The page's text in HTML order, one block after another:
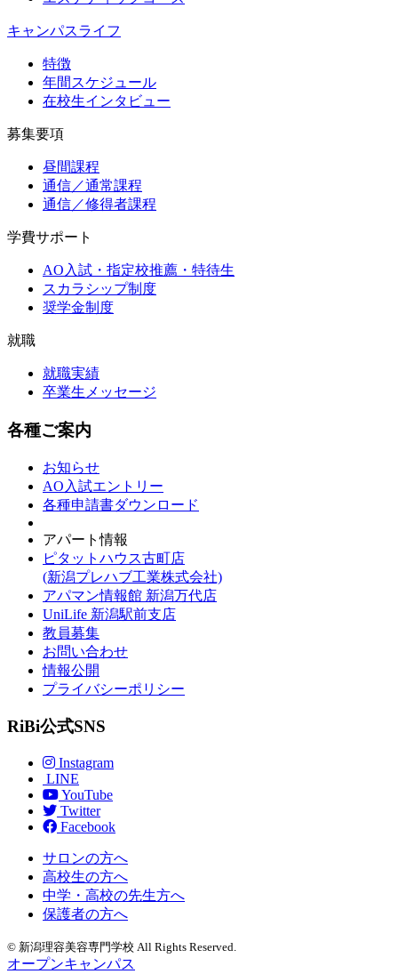
キャンパスライフ
特徴
年間スケジュール
在校生インタビュー
募集要項
昼間課程
通信／通常課程
通信／修得者課程
学費サポート
AO入試・指定校推薦・特待生
スカラシップ制度
奨学金制度
就職
就職実績
卒業生メッセージ
各種ご案内
お知らせ
AO入試エントリー
各種申請書ダウンロード
アパート情報
ピタットハウス古町店
(新潟プレハブ工業株式会社)
アパマン情報館 新潟万代店
UniLife 新潟駅前支店
教員募集
お問い合わせ
情報公開
プライバシーポリシー
RiBi公式SNS
Instagram
LINE
YouTube
Twitter
Facebook
サロンの方へ
高校生の方へ
中学・高校の先生方へ
保護者の方へ
© 新潟理容美容専門学校 All Rights Reserved.
オープンキャンパス